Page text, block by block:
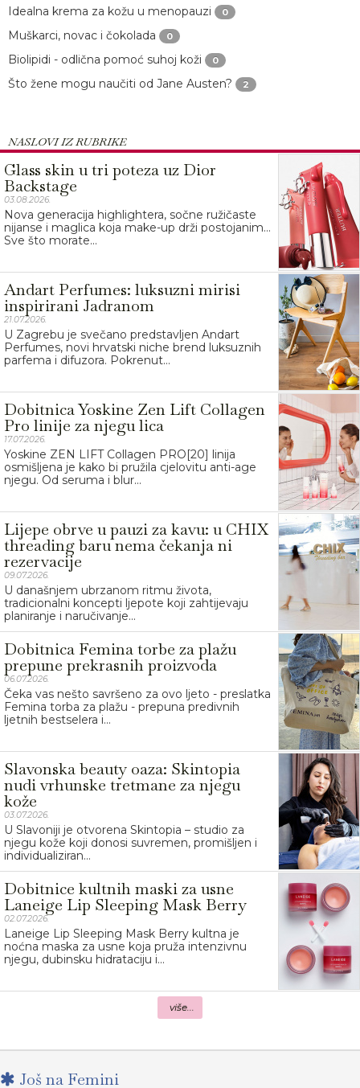
Idealna krema za kožu u menopauzi 0
Muškarci, novac i čokolada 0
Biolipidi - odlična pomoć suhoj koži 0
Što žene mogu naučiti od Jane Austen? 2
NASLOVI IZ RUBRIKE
Glass skin u tri poteza uz Dior
Backstage
03.08.2026.
Nova generacija highlightera, sočne ružičaste
nijanse i maglica koja make-up drži postojanim…
Sve što morate...
Andart Perfumes: luksuzni mirisi
inspirirani Jadranom
21.07.2026.
U Zagrebu je svečano predstavljen Andart
Perfumes, novi hrvatski niche brend luksuznih
parfema i difuzora. Pokrenut...
Dobitnica Yoskine Zen Lift Collagen
Pro linije za njegu lica
17.07.2026.
Yoskine ZEN LIFT Collagen PRO[20] linija
osmišljena je kako bi pružila cjelovitu anti-age
njegu. Od seruma i blur...
Lijepe obrve u pauzi za kavu: u CHIX
threading baru nema čekanja ni
rezervacije
09.07.2026.
U današnjem ubrzanom ritmu života,
tradicionalni koncepti ljepote koji zahtijevaju
planiranje i naručivanje...
Dobitnica Femina torbe za plažu
prepune prekrasnih proizvoda
06.07.2026.
Čeka vas nešto savršeno za ovo ljeto - preslatka
Femina torba za plažu - prepuna predivnih
ljetnih bestselera i...
Slavonska beauty oaza: Skintopia
nudi vrhunske tretmane za njegu
kože
03.07.2026.
U Slavoniji je otvorena Skintopia – studio za
njegu kože koji donosi suvremen, promišljen i
individualiziran...
Dobitnice kultnih maski za usne
Laneige Lip Sleeping Mask Berry
02.07.2026.
Laneige Lip Sleeping Mask Berry kultna je
noćna maska za usne koja pruža intenzivnu
njegu, dubinsku hidrataciju i...
više...
Još na Femini